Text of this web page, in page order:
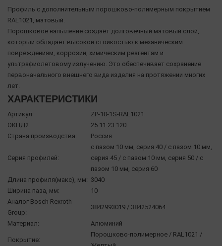
Профиль с дополнительным порошково-полимерным покрытием
RAL1021, матовый.
Порошковое напыление создаёт долговечный матовый слой,
который обладает высокой стойкостью к механическим
повреждениям, коррозии, химическим реагентам и
ультрафиолетовому излучению. Это обеспечивает сохранение
первоначального внешнего вида изделия на протяжении многих
лет.
ХАРАКТЕРИСТИКИ
Артикул:
ZP-10-1S-RAL1021
ОКПД2:
25.11.23.120
Страна производства:
Россия
Серия профилей:
с пазом 10 мм, серия 40 / с пазом 10 мм,
серия 45 / с пазом 10 мм, серия 50 / с
пазом 10 мм, серия 60
Длина профиля(макс), мм: 3040
Ширина паза, мм:
10
Аналог Bosch Rexroth
Group:
3842993019 / 3842524064
Материал: Алюминий
Покрытие:
Порошково-полимерное / RAL1021 /